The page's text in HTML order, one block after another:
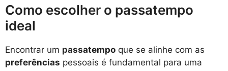
Como escolher o passatempo
ideal
Encontrar um passatempo que se alinhe com as
preferências pessoais é fundamental para uma